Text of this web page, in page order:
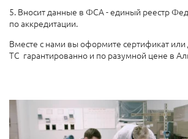
5. Вносит данные в ФСА - единый реестр
по аккредитации.
Вместе с нами вы оформите сертификат
ТС гарантированно и по разумной цене в